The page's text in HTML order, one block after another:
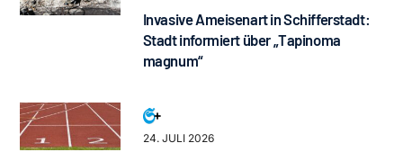
Invasive Ameisenart in Schifferstadt:
Stadt informiert über „Tapinoma
magnum“
24. JULI 2026